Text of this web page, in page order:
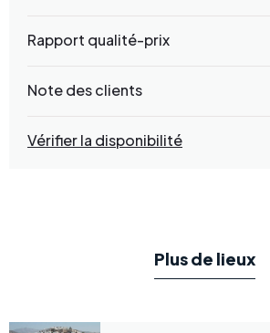
Rapport qualité-prix
Note des clients
Vérifier la disponibilité
Plus de lieux